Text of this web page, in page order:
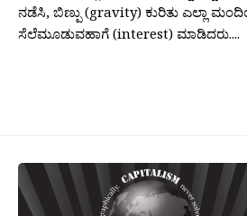
ನಡೆಸಿ, ಬಿಣ್ಪು (gravity) ಕುರಿತು ಎಲ್ಲಾ
ಸೆಲೆಮೂಡುವಹಾಗೆ (interest) ಮಾಡಿದರು....